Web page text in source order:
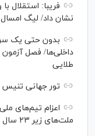
فریبا: استقلال
نشان داد/ لیگ
بدون حتی یک
داخلی‌ها/ فصل آزمون
طلایی
تور جهانی تنیس
ملت‌های زیر ۲۳ سال